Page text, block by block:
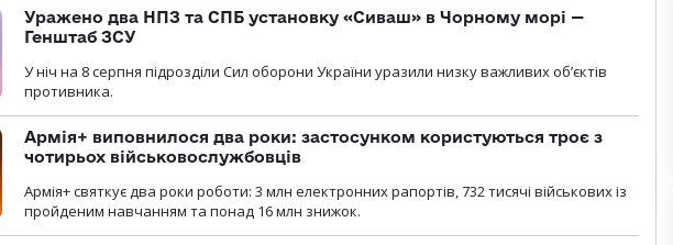
Уражено два НПЗ та СПБ установку «Сиваш» в Чорному морі —
Генштаб ЗСУ
У ніч на 8 серпня підрозділи Сил оборони України уразили низку важливих об’єктів
противника.
Армія+ виповнилося два роки: застосунком користуються троє з
чотирьох військовослужбовців
Армія+ святкує два роки роботи: 3 млн електронних рапортів, 732 тисячі військових із
пройденим навчанням та понад 16 млн знижок.